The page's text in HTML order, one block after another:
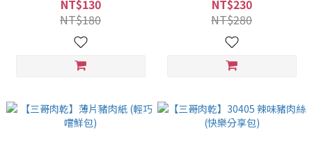
NT$130
NT$180
NT$230
NT$280